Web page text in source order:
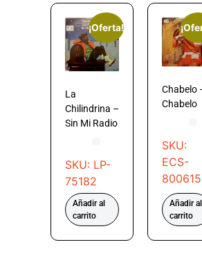
¡Oferta!
La
Chilindrina –
Sin Mi Radio
SKU: LP-
75182
Añadir al
carrito
Chabelo
Chabelo
SKU:
ECS-
800615
Añadir al
carrito